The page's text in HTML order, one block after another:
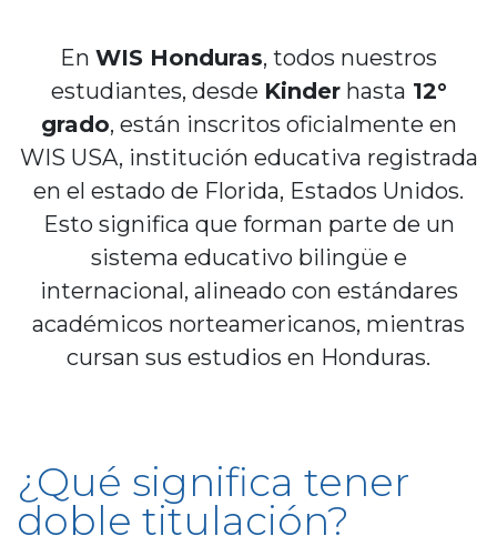
En WIS Honduras, todos nuestros
estudiantes, desde Kinderhasta 12°
grado, están inscritos oficialmente en
WIS USA, institución educativa registrada
en el estado de Florida, Estados Unidos.
Esto significa que forman parte de un
sistema educativo bilingüe e
internacional, alineado con estándares
académicos norteamericanos, mientras
cursan sus estudios en Honduras.
¿Qué significa tener
doble titulación?